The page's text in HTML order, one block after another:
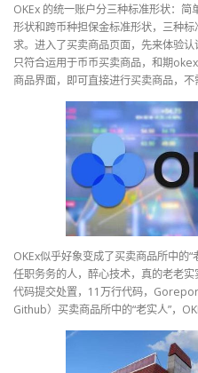
OKEx 的统一账户分三种标准形状：
形状和跨币种担保金标准形状，三种
求。进入了买卖商品页面，先来体验
只符合运用于币币买卖商品，和期
商品界面，即可直接进行买卖商品，不
OKEx似乎好象变成了买卖商品所中的
任职务务的人，醉心技术，真的老老
代码提交处置，11万行代码，
Github）买卖商品所中的“老实人”，